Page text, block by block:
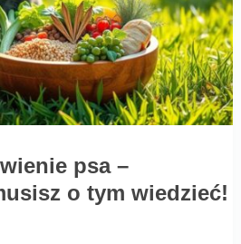
psa –
o tym wiedzieć!